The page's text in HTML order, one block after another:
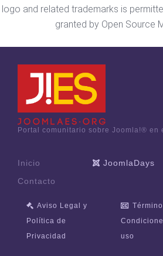
logo and related trademarks is
granted by Open Source
Portal comunitario sobre Joomla!® en
Inicio JoomlaDays
Contacto
Aviso Legal y
Política de
Privacidad
uso